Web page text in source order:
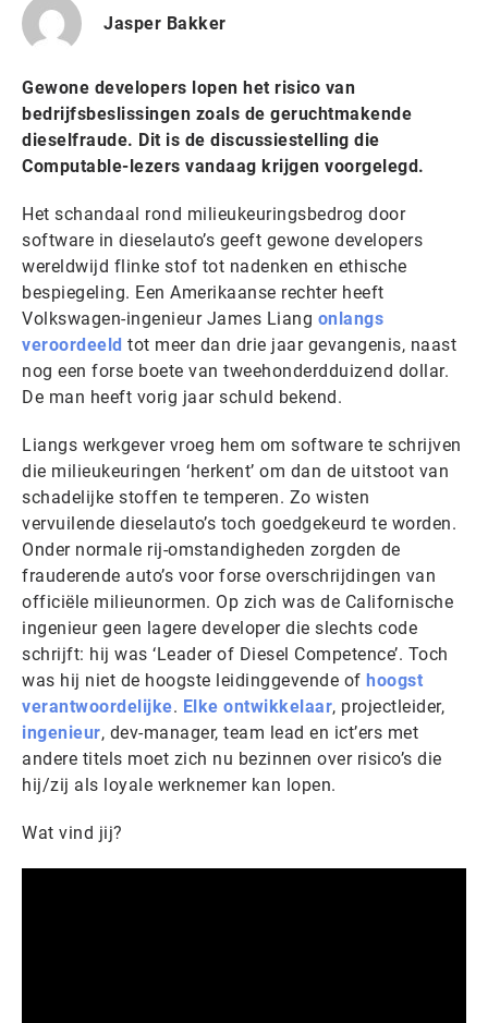
Jasper Bakker
Gewone developers lopen het risico van
bedrijfsbeslissingen zoals de geruchtmakende
dieselfraude. Dit is de discussiestelling die
Computable-lezers vandaag krijgen voorgelegd.
Het schandaal rond milieukeuringsbedrog door
software in dieselauto’s geeft gewone developers
wereldwijd flinke stof tot nadenken en ethische
bespiegeling. Een Amerikaanse rechter heeft
Volkswagen-ingenieur James Liang onlangs
veroordeeld tot meer dan drie jaar gevangenis, naast
nog een forse boete van tweehonderdduizend dollar.
De man heeft vorig jaar schuld bekend.
Liangs werkgever vroeg hem om software te schrijven
die milieukeuringen ‘herkent’ om dan de uitstoot van
schadelijke stoffen te temperen. Zo wisten
vervuilende dieselauto’s toch goedgekeurd te worden.
Onder normale rij-omstandigheden zorgden de
frauderende auto’s voor forse overschrijdingen van
officiële milieunormen. Op zich was de Californische
ingenieur geen lagere developer die slechts code
schrijft: hij was ‘Leader of Diesel Competence’. Toch
was hij niet de hoogste leidinggevende of hoogst
verantwoordelijke. Elke ontwikkelaar, projectleider,
ingenieur, dev-manager, team lead en ict’ers met
andere titels moet zich nu bezinnen over risico’s die
hij/zij als loyale werknemer kan lopen.
Wat vind jij?